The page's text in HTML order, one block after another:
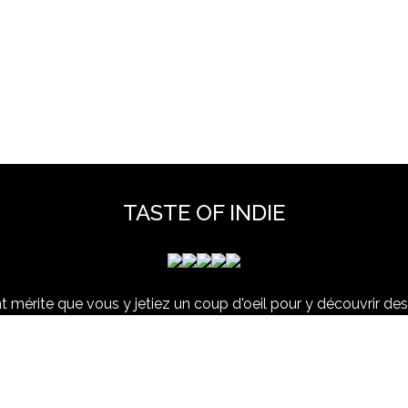
TASTE OF INDIE
que vous y jetiez un coup d'oeil pour y découvrir